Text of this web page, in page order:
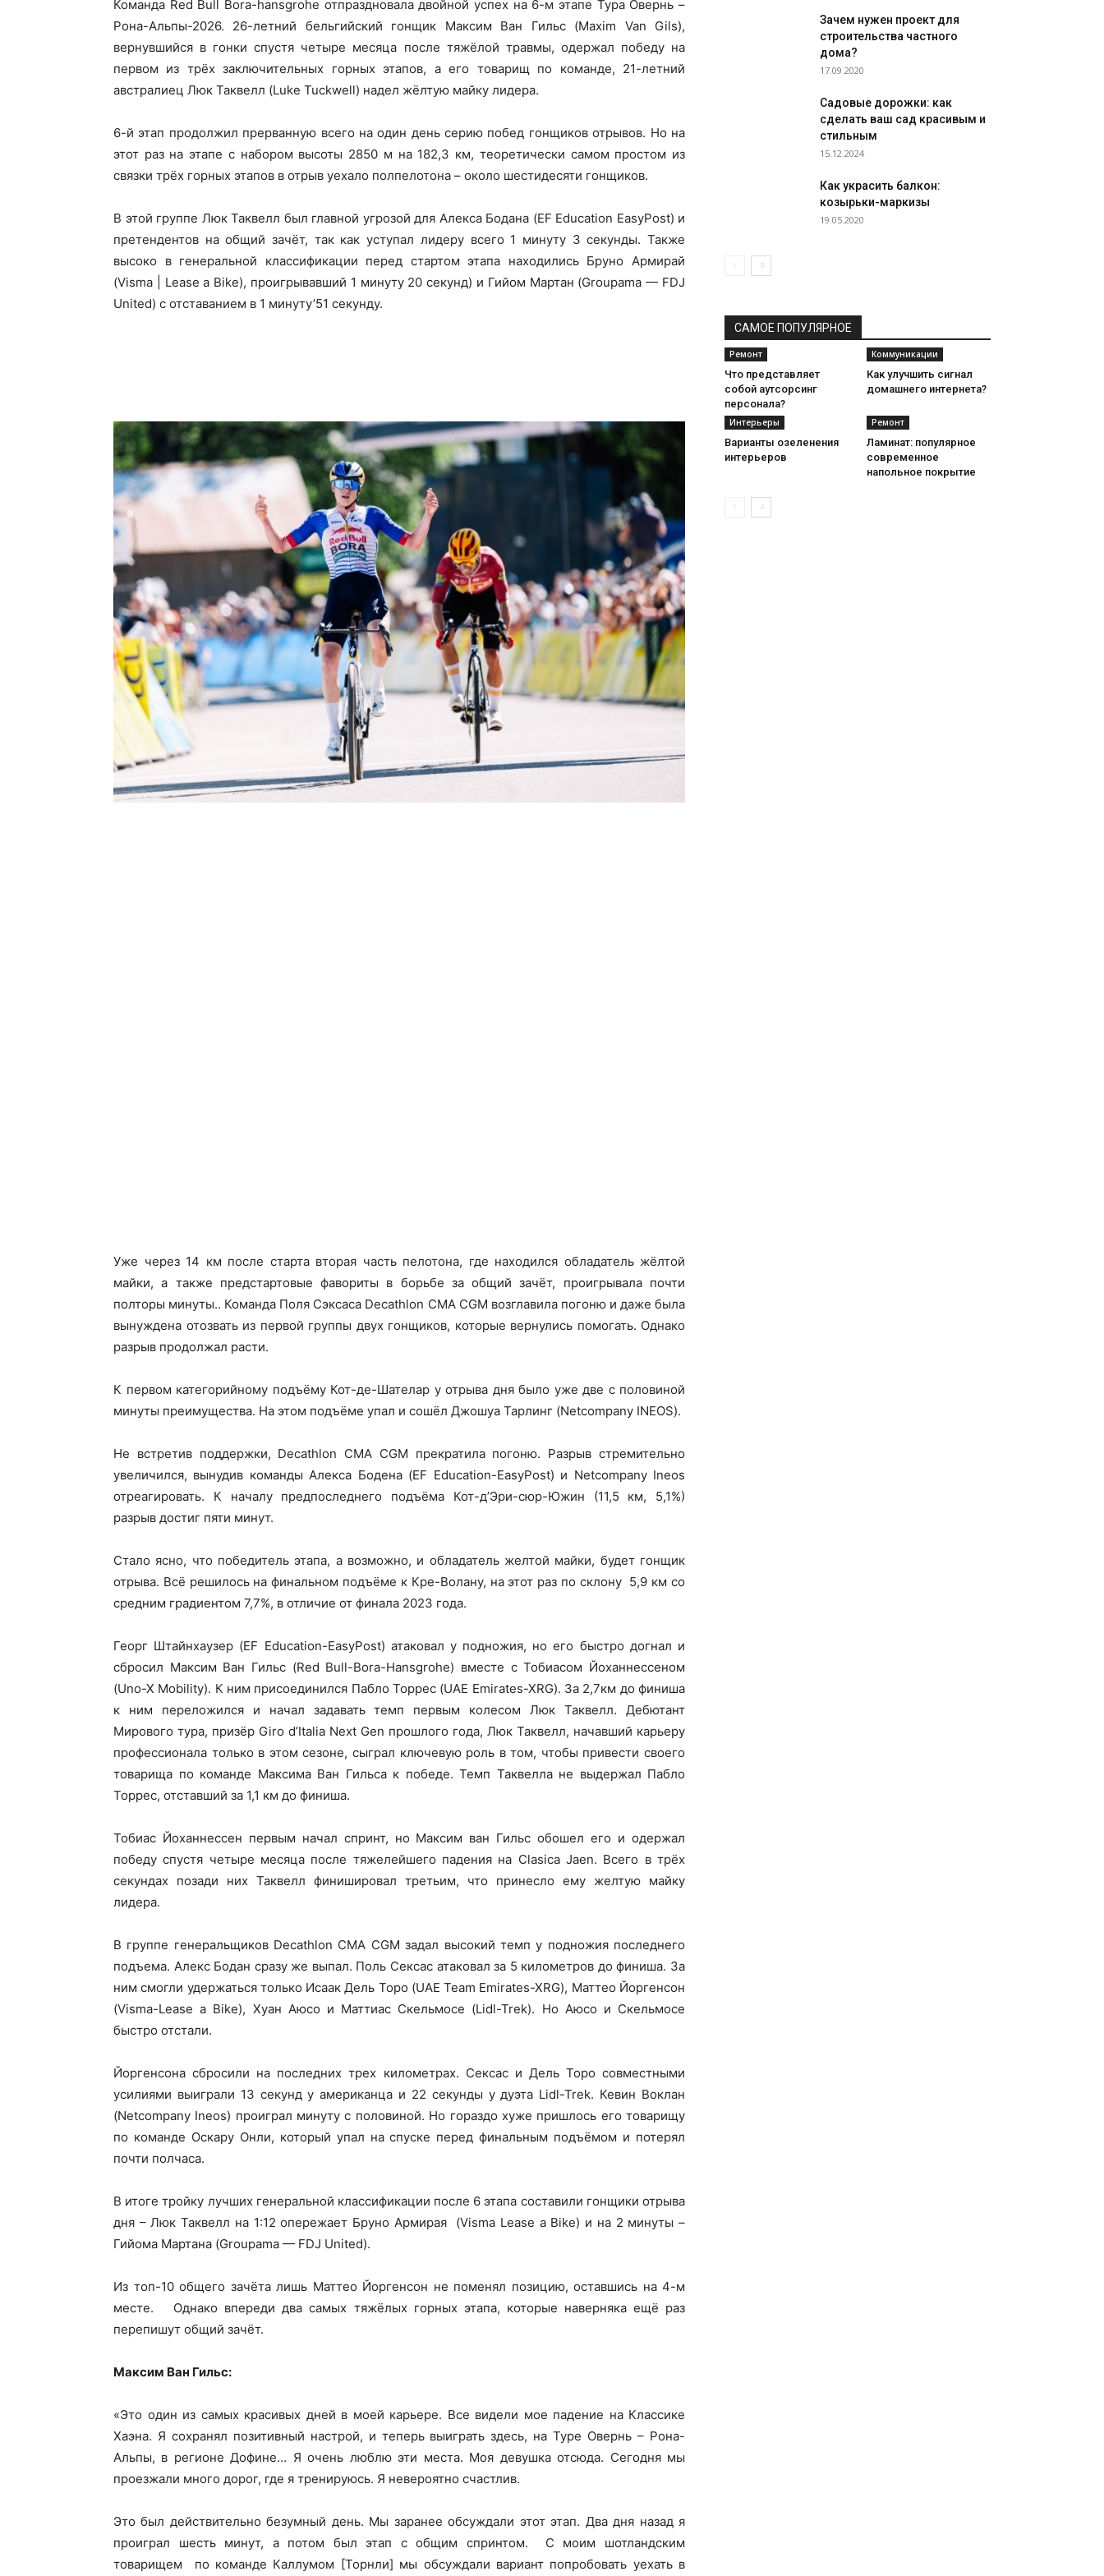
Команда Red Bull Bora-hansgrohe отпраздновала двойной успех на 6-м этапе Тура Овернь –
Рона-Альпы-2026. 26-летний бельгийский гонщик Максим Ван Гильс (Maxim Van Gils),
вернувшийся в гонки спустя четыре месяца после тяжёлой травмы, одержал победу на
первом из трёх заключительных горных этапов, а его товарищ по команде, 21-летний
австралиец Люк Таквелл (Luke Tuckwell) надел жёлтую майку лидера.
6-й этап продолжил прерванную всего на один день серию побед гонщиков отрывов. Но на
этот раз на этапе с набором высоты 2850 м на 182,3 км, теоретически самом простом из
связки трёх горных этапов в отрыв уехало полпелотона – около шестидесяти гонщиков.
В этой группе Люк Таквелл был главной угрозой для Алекса Бодана (EF Education EasyPost) и
претендентов на общий зачёт, так как уступал лидеру всего 1 минуту 3 секунды. Также
высоко в генеральной классификации перед стартом этапа находились Бруно Армирай
(Visma | Lease a Bike), проигрывавший 1 минуту 20 секунд) и Гийом Мартан (Groupama — FDJ
United) с отставанием в 1 минуту’51 секунду.
Уже через 14 км после старта вторая часть пелотона, где находился обладатель жёлтой
майки, а также предстартовые фавориты в борьбе за общий зачёт, проигрывала почти
полторы минуты.. Команда Поля Сэксаса Decathlon CMA CGM возглавила погоню и даже была
вынуждена отозвать из первой группы двух гонщиков, которые вернулись помогать. Однако
разрыв продолжал расти.
К первом категорийному подъёму Кот-де-Шателар у отрыва дня было уже две с половиной
минуты преимущества. На этом подъёме упал и сошёл Джошуа Тарлинг (Netcompany INEOS).
Не встретив поддержки, Decathlon CMA CGM прекратила погоню. Разрыв стремительно
увеличился, вынудив команды Алекса Бодена (EF Education-EasyPost) и Netcompany Ineos
отреагировать. К началу предпоследнего подъёма Кот-д’Эри-сюр-Южин (11,5 км, 5,1%)
разрыв достиг пяти минут.
Стало ясно, что победитель этапа, а возможно, и обладатель желтой майки, будет гонщик
отрыва. Всё решилось на финальном подъёме к Кре-Волану, на этот раз по склону 5,9 км со
средним градиентом 7,7%, в отличие от финала 2023 года.
Георг Штайнхаузер (EF Education-EasyPost) атаковал у подножия, но его быстро догнал и
сбросил Максим Ван Гильс (Red Bull-Bora-Hansgrohe) вместе с Тобиасом Йоханнессеном
(Uno-X Mobility). К ним присоединился Пабло Торрес (UAE Emirates-XRG). За 2,7км до финиша
к ним переложился и начал задавать темп первым колесом Люк Таквелл. Дебютант
Мирового тура, призёр Giro d’Italia Next Gen прошлого года, Люк Таквелл, начавший карьеру
профессионала только в этом сезоне, сыграл ключевую роль в том, чтобы привести своего
товарища по команде Максима Ван Гильса к победе. Темп Таквелла не выдержал Пабло
Торрес, отставший за 1,1 км до финиша.
Тобиас Йоханнессен первым начал спринт, но Максим ван Гильс обошел его и одержал
победу спустя четыре месяца после тяжелейшего падения на Clasica Jaen. Всего в трёх
секундах позади них Таквелл финишировал третьим, что принесло ему желтую майку
лидера.
В группе генеральщиков Decathlon CMA CGM задал высокий темп у подножия последнего
подъема. Алекс Бодан сразу же выпал. Поль Сексас атаковал за 5 километров до финиша. За
ним смогли удержаться только Исаак Дель Торо (UAE Team Emirates-XRG), Маттео Йоргенсон
(Visma-Lease a Bike), Хуан Аюсо и Маттиас Скельмосе (Lidl-Trek). Но Аюсо и Скельмосе
быстро отстали.
Йоргенсона сбросили на последних трех километрах. Сексас и Дель Торо совместными
усилиями выиграли 13 секунд у американца и 22 секунды у дуэта Lidl-Trek. Кевин Воклан
(Netcompany Ineos) проиграл минуту с половиной. Но гораздо хуже пришлось его товарищу
по команде Оскару Онли, который упал на спуске перед финальным подъёмом и потерял
почти полчаса.
В итоге тройку лучших генеральной классификации после 6 этапа составили гонщики отрыва
дня – Люк Таквелл на 1:12 опережает Бруно Армирая (Visma Lease a Bike) и на 2 минуты –
Гийома Мартана (Groupama — FDJ United).
Из топ-10 общего зачёта лишь Маттео Йоргенсон не поменял позицию, оставшись на 4-м
месте. Однако впереди два самых тяжёлых горных этапа, которые наверняка ещё раз
перепишут общий зачёт.
Максим Ван Гильс:
«Это один из самых красивых дней в моей карьере. Все видели мое падение на Классике
Хаэна. Я сохранял позитивный настрой, и теперь выиграть здесь, на Туре Овернь – Рона-
Альпы, в регионе Дофине… Я очень люблю эти места. Моя девушка отсюда. Сегодня мы
проезжали много дорог, где я тренируюсь. Я невероятно счастлив.
Это был действительно безумный день. Мы заранее обсуждали этот этап. Два дня назад я
проиграл шесть минут, а потом был этап с общим спринтом. С моим шотландским
товарищем по команде Каллумом [Торнли] мы обсуждали вариант попробовать уехать в
Зачем нужен проект для
строительства частного
дома?
17.09.2020
Садовые дорожки: как
сделать ваш сад красивым и
стильным
15.12.2024
Как украсить балкон:
козырьки-маркизы
19.05.2020
САМОЕ ПОПУЛЯРНОЕ
Ремонт
Что представляет
собой аутсорсинг
персонала?
Коммуникации
Как улучшить сигнал
домашнего интернета?
Интерьеры
Варианты озеленения
интерьеров
Ремонт
Ламинат: популярное
современное
напольное покрытие